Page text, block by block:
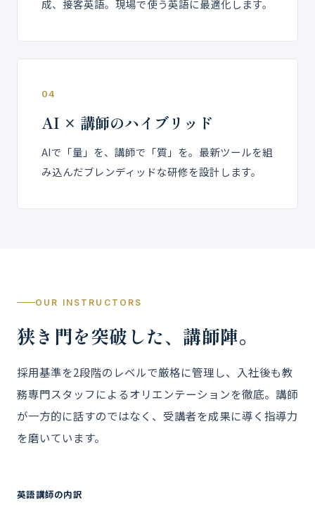
成、接客英語。現場で使う英語に最適化します。
04
AI × 講師のハイブリッド
AIで「量」を、講師で「質」を。最新ツールを組
み込んだブレンディッドな研修を設計します。
OUR INSTRUCTORS
狭き門を突破した、講師陣。
採用基準を2段階のレベルで厳格に管理し、入社後も教
務専門スタッフによるオリエンテーションを徹底。講師
が一方的に話すのではなく、受講者を成果に導く指導力
を磨いています。
英語講師の内訳